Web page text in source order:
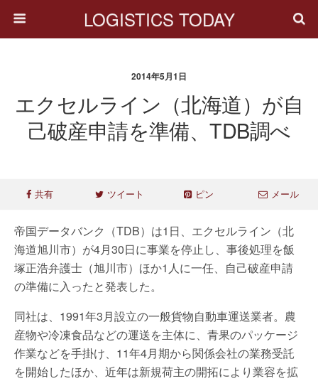
LOGISTICS TODAY
2014年5月1日
エクセルライン（北海道）が自
己破産申請を準備、TDB調べ
共有 ツイート ピン メール
帝国データバンク（TDB）は1日、エクセルライン（北
海道旭川市）が4月30日に事業を停止し、事後処理を飯
塚正浩弁護士（旭川市）ほか1人に一任、自己破産申請
の準備に入ったと発表した。
同社は、1991年3月設立の一般貨物自動車運送業者。農
産物や冷凍食品などの運送を主体に、青果のパッケージ
作業などを手掛け、11年4月期から関係会社の業務受託
を開始したほか、近年は新規荷主の開拓により業容を拡